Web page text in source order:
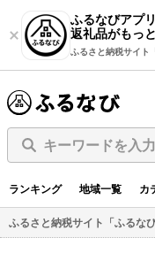
ふるなびアプ
返礼品がもっ
ふるさと納税サイト
キーワードを入力
ランキング 地域一覧 カ
ふるさと納税サイト「ふるなび